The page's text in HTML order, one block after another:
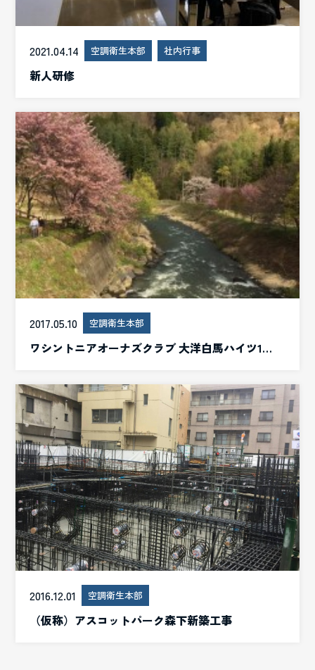
2021.04.14 空調衛生本部 社内行事
新人研修
2017.05.10 空調衛生本部
ワシントニアオーナズクラブ 大洋白馬ハイツ1…
2016.12.01 空調衛生本部
（仮称）アスコットパーク森下新築工事